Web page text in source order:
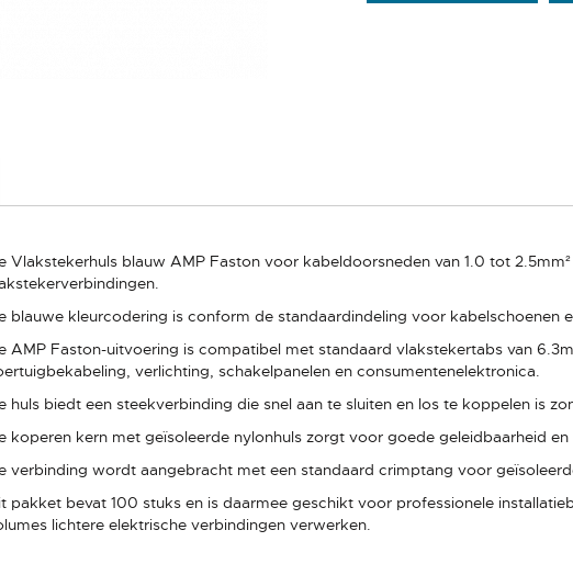
Vlakstekerhuls blauw AMP Faston voor kabeldoorsneden van 1.0 tot
blauwe kleurcodering is conform de standaardindeling voor
AMP Faston-uitvoering is compatibel met standaard vlakstekertabs van
verlichting, schakelpanelen en consumentenelektronica.
huls biedt een steekverbinding die snel aan te sluiten en los te koppelen is
koperen kern met geïsoleerde nylonhuls zorgt voor goede geleidbaarheid
verbinding wordt aangebracht met een standaard crimptang voor
pakket bevat 100 stuks en is daarmee geschikt voor professionele
lichtere elektrische verbindingen verwerken.